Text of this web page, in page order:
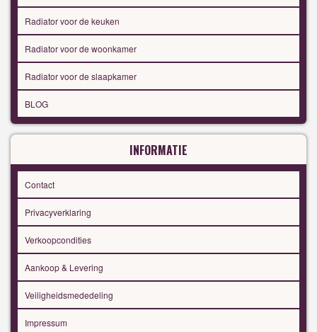
Radiator voor de keuken
Radiator voor de woonkamer
Radiator voor de slaapkamer
BLOG
INFORMATIE
Contact
Privacyverklaring
Verkoopcondities
Aankoop & Levering
Veiligheidsmededeling
Impressum